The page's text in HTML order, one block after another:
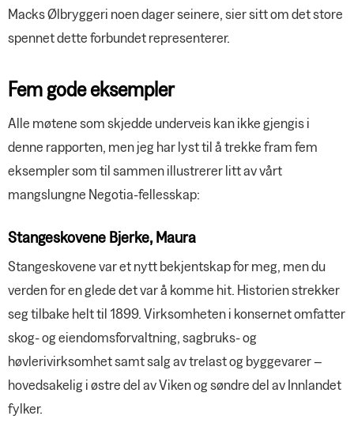
Macks Ølbryggeri noen dager seinere, sier sitt om det store
spennet dette forbundet representerer.
Fem gode eksempler
Alle møtene som skjedde underveis kan ikke gjengis i
denne rapporten, men jeg har lyst til å trekke fram fem
eksempler som til sammen illustrerer litt av vårt
mangslungne Negotia-fellesskap:
Stangeskovene Bjerke, Maura
Stangeskovene var et nytt bekjentskap for meg, men du
verden for en glede det var å komme hit. Historien strekker
seg tilbake helt til 1899. Virksomheten i konsernet omfatter
skog- og eiendomsforvaltning, sagbruks- og
høvlerivirksomhet samt salg av trelast og byggevarer –
hovedsakelig i østre del av Viken og søndre del av Innlandet
fylker.